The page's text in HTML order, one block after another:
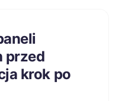
przed
krok po